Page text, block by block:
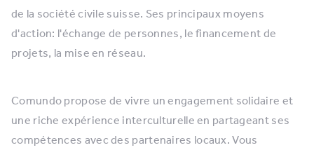
de la société civile suisse. Ses principaux moyens
d'action: l'échange de personnes, le financement de
projets, la mise en réseau.
Comundo propose de vivre un engagement solidaire et
une riche expérience interculturelle en partageant ses
compétences avec des partenaires locaux. Vous